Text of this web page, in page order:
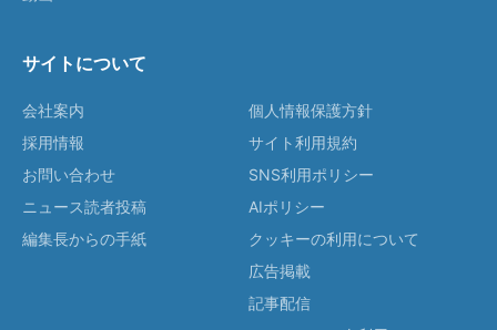
サイトについて
会社案内
採用情報
お問い合わせ
ニュース読者投稿
編集長からの手紙
個人情報保護方針
サイト利用規約
SNS利用ポリシー
AIポリシー
クッキーの利用について
広告掲載
記事配信